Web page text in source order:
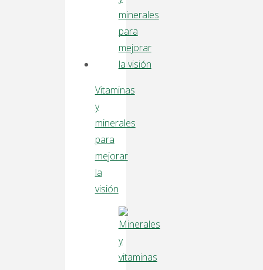
Vitaminas
y
minerales
para
mejorar
la
visión